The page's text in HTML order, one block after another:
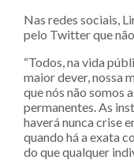
Nas redes sociais,
pelo Twitter que
“Todos, na vida
maior dever, nossa
que nós não somos
permanentes. As
haverá nunca crise
quando há a exata
do que qualquer